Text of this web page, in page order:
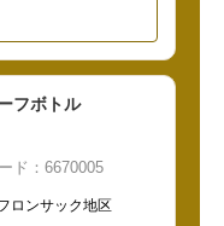
フボトル
ド：6670005
ロンサック地区